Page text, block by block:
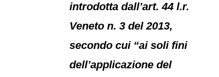
introdotta dall’art. 44 l.r.
Veneto n. 3 del 2013,
secondo cui “ai soli fini
dell’applicazione del